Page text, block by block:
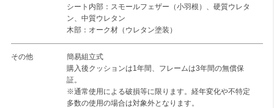
シート内部：スモールフェザー（小羽根）、硬質ウレタ
ン、中質ウレタン
木部：オーク材（ウレタン塗装）
その他
簡易組立式
購入後クッションは1年間、フレームは3年間の無償保
証。
※通常使用による破損等に限ります。経年変化や不特定
多数の使用の場合は対象外となります。